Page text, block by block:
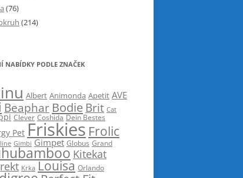
(76)
(214)
NABÍDKY PODLE ZNAČEK
Albert Animonda Apetit AVE
Beaphar Bodie Brit Cat
Clever Coshida Dein Bestes
Pet Friskies Frolic
Gimbi Gimpet Globus Grand
Kitekat
Krka Louisa Orlando